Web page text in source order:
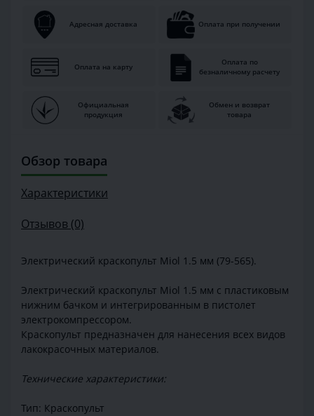
Адресная доставка Оплата при получении
Оплата на карту
Оплата по
безналичному расчету
Официальная
продукция
Обмен и возврат
товара
Обзор товара
Характеристики
Отзывов (0)
Электрический краскопульт Miol 1.5 мм (79-565).
Электрический краскопульт Miol 1.5 мм с пластиковым
нижним бачком и интегрированным в пистолет
электрокомпрессором.
Краскопульт предназначен для нанесения всех видов
лакокрасочных материалов.
Технические характеристики:
Тип: Краскопульт